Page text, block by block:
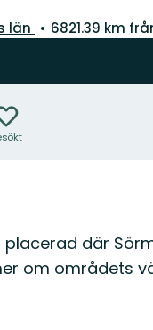
län
6821.39 km
placerad där
om områdets